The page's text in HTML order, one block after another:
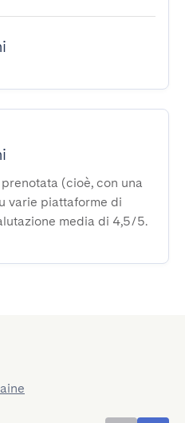
(cioè, con una
varie piattaforme di
media di 4,5/5.